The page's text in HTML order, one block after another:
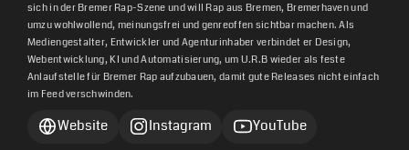
sich in der Bremer Rap-Szene und will Rap aus Bremen, Bremerhaven und
umzu wohlwollend, meinungsfrei und genreoffen sichtbar machen. Als
Mediengestalter, Entwickler und Agenturinhaber verbindet er Design,
Webentwicklung, KI und Automatisierung, um U.R.B wieder als feste
Anlaufstelle für Bremer Rap aufzubauen, damit gute Releases nicht einfach
im Feed verschwinden.
Website Instagram YouTube